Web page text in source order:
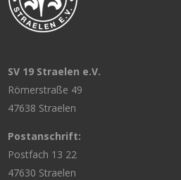
SV 19 Straelen e.V.
Römerstraße 49
47638 Straelen
Postanschrift:
Postfach 13 22
47630 Straelen